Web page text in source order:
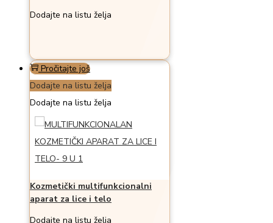
Dodajte na listu želja
Pročitajte još
Dodajte na listu želja
Dodajte na listu želja
Kozmetički multifunkcionalni
aparat za lice i telo
Dodajte na listu želja